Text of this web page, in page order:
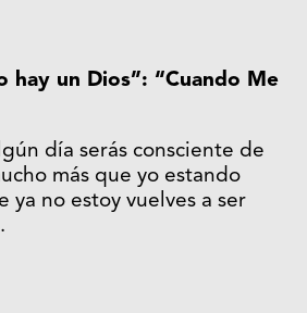
hay un Dios”: “Cuando Me
día serás consciente de
más que yo estando
ya no estoy vuelves a ser